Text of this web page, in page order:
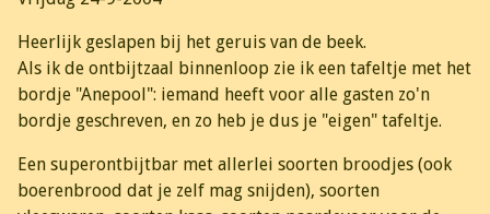
Heerlijk geslapen bij het geruis van de beek.
Als ik de ontbijtzaal binnenloop zie ik een tafeltje met het
bordje "Anepool": iemand heeft voor alle gasten zo'n
bordje geschreven, en zo heb je dus je "eigen" tafeltje.
Een superontbijtbar met allerlei soorten broodjes (ook
boerenbrood dat je zelf mag snijden), soorten